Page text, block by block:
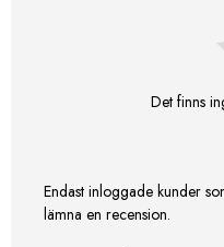
Det finns
Endast inloggade kunder
lämna en recension.